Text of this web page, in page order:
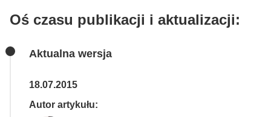
Oś czasu publikacji i aktualizacji:
Aktualna wersja
18.07.2015
Autor artykułu: